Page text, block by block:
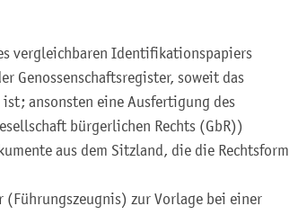
vergleichbaren Identifikationspapiers
Genossenschaftsregister, soweit das
ansonsten eine Ausfertigung des
bürgerlichen Rechts (GbR))
aus dem Sitzland, die die Rechtsform
(Führungszeugnis) zur Vorlage bei einer